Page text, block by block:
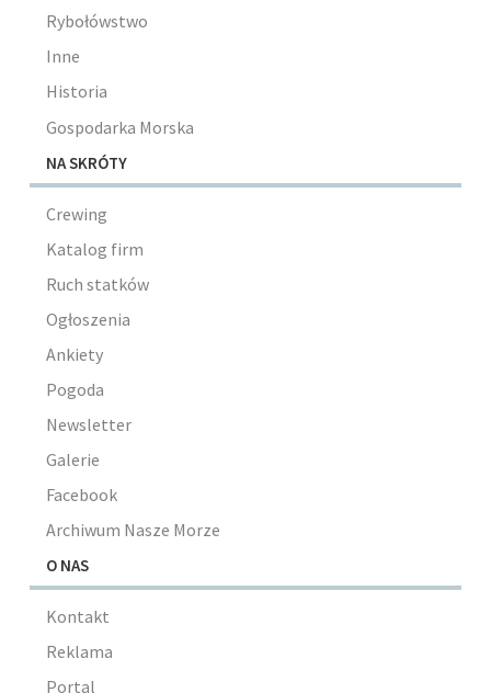
Rybołówstwo
Inne
Historia
Gospodarka Morska
NA SKRÓTY
Crewing
Katalog firm
Ruch statków
Ogłoszenia
Ankiety
Pogoda
Newsletter
Galerie
Facebook
Archiwum Nasze Morze
O NAS
Kontakt
Reklama
Portal